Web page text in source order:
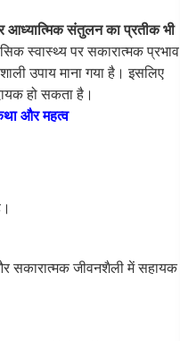
आध्यात्मिक संतुलन का प्रतीक भी
स्वास्थ्य पर सकारात्मक प्रभाव
उपाय माना गया है। इसलिए
हो सकता है।
और महत्व
सकारात्मक जीवनशैली में सहायक